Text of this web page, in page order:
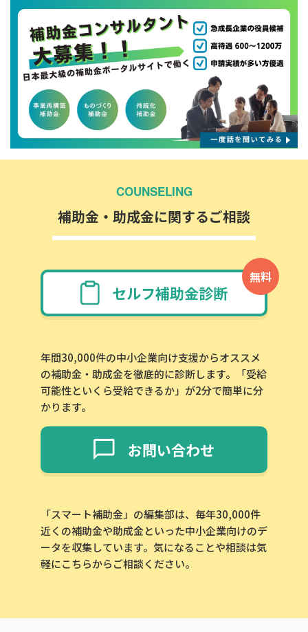
COUNSELING
補助金・助成金に関するご相談
無料
セルフ補助金診断
年間30,000件の中小企業向け支援からオススメ
の補助金・助成金を徹底的に診断します。「受給
可能性といくら受給できるか」が2分で簡単に分
かります。
お問い合わせ
「スマート補助金」の編集部は、毎年30,000件
近くの補助金や助成金といった中小企業向けのデ
ータを収集しています。気になることや相談は気
軽にこちらからご相談ください。